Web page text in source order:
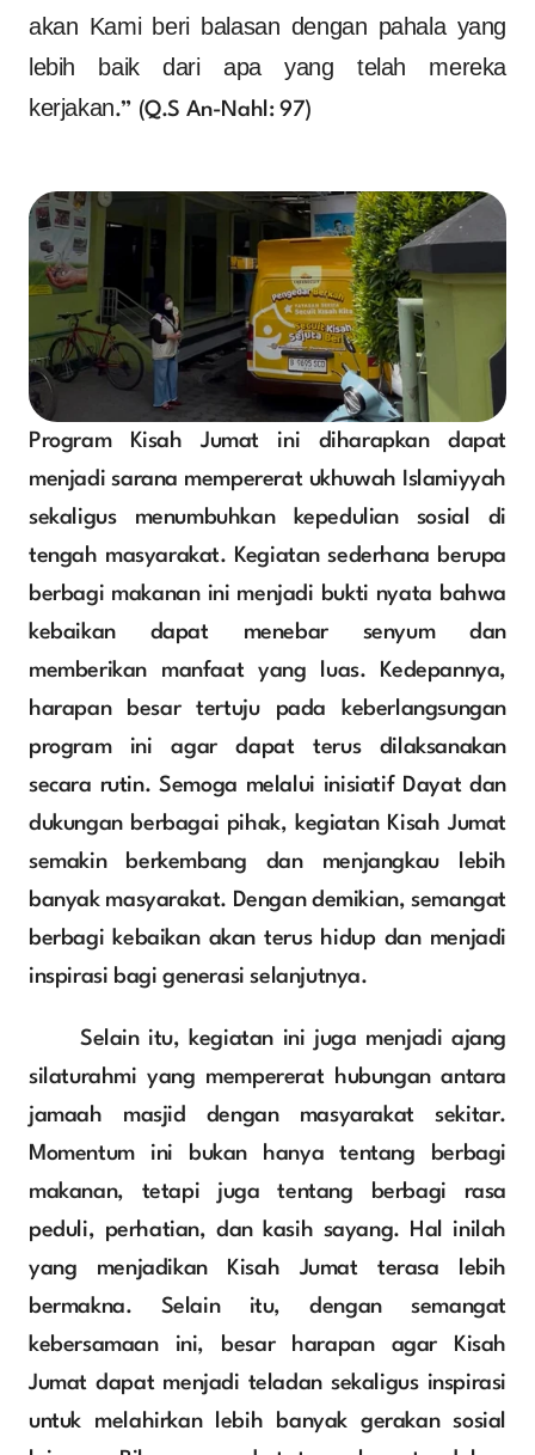
akan Kami beri balasan dengan pahala yang
lebih baik dari apa yang telah mereka
kerjakan.” (Q.S An-Nahl: 97)
Program Kisah Jumat ini diharapkan dapat
menjadi sarana mempererat ukhuwah Islamiyyah
sekaligus menumbuhkan kepedulian sosial di
tengah masyarakat. Kegiatan sederhana berupa
berbagi makanan ini menjadi bukti nyata bahwa
kebaikan dapat menebar senyum dan
memberikan manfaat yang luas. Kedepannya,
harapan besar tertuju pada keberlangsungan
program ini agar dapat terus dilaksanakan
secara rutin. Semoga melalui inisiatif Dayat dan
dukungan berbagai pihak, kegiatan Kisah Jumat
semakin berkembang dan menjangkau lebih
banyak masyarakat. Dengan demikian, semangat
berbagi kebaikan akan terus hidup dan menjadi
inspirasi bagi generasi selanjutnya.
	Selain itu, kegiatan ini juga menjadi ajang
silaturahmi yang mempererat hubungan antara
jamaah masjid dengan masyarakat sekitar.
Momentum ini bukan hanya tentang berbagi
makanan, tetapi juga tentang berbagi rasa
peduli, perhatian, dan kasih sayang. Hal inilah
yang menjadikan Kisah Jumat terasa lebih
bermakna. Selain itu, dengan semangat
kebersamaan ini, besar harapan agar Kisah
Jumat dapat menjadi teladan sekaligus inspirasi
untuk melahirkan lebih banyak gerakan sosial